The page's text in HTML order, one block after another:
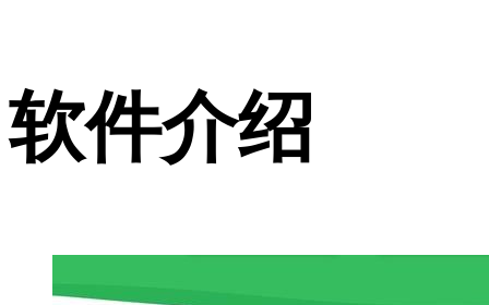
软件介绍